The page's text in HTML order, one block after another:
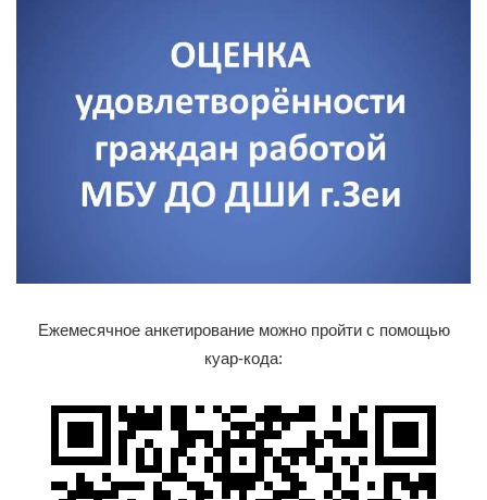
Ежемесячное анкетирование можно пройти с помощью
куар-кода: